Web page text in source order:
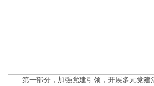
第一部分，加强党建引领，开展多元党建